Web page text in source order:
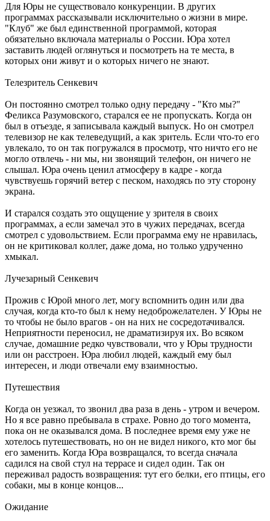
Для Юры не существовало конкуренции. В других
программах рассказывали исключительно о жизни в мире.
"Клуб" же был единственной программой, которая
обязательно включала материалы о России. Юра хотел
заставить людей оглянуться и посмотреть на те места, в
которых они живут и о которых ничего не знают.
Телезритель Сенкевич
Он постоянно смотрел только одну передачу - "Кто мы?"
Феликса Разумовского, старался ее не пропускать. Когда он
был в отъезде, я записывала каждый выпуск. Но он смотрел
телевизор не как телеведущий, а как зритель. Если что-то его
увлекало, то он так погружался в просмотр, что ничто его не
могло отвлечь - ни мы, ни звонящий телефон, он ничего не
слышал. Юра очень ценил атмосферу в кадре - когда
чувствуешь горячий ветер с песком, находясь по эту сторону
экрана.
И старался создать это ощущение у зрителя в своих
программах, а если замечал это в чужих передачах, всегда
смотрел с удовольствием. Если программа ему не нравилась,
он не критиковал коллег, даже дома, но только удрученно
хмыкал.
Лучезарный Сенкевич
Прожив с Юрой много лет, могу вспомнить один или два
случая, когда кто-то был к нему недоброжелателен. У Юры не
то чтобы не было врагов - он на них не сосредотачивался.
Неприятности переносил, не драматизируя их. Во всяком
случае, домашние редко чувствовали, что у Юры трудности
или он расстроен. Юра любил людей, каждый ему был
интересен, и люди отвечали ему взаимностью.
Путешествия
Когда он уезжал, то звонил два раза в день - утром и вечером.
Но я все равно пребывала в страхе. Ровно до того момента,
пока он не оказывался дома. В последнее время ему уже не
хотелось путешествовать, но он не видел никого, кто мог бы
его заменить. Когда Юра возвращался, то всегда сначала
садился на свой стул на террасе и сидел один. Так он
переживал радость возвращения: тут его белки, его птицы, его
собаки, мы в конце концов...
Ожидание